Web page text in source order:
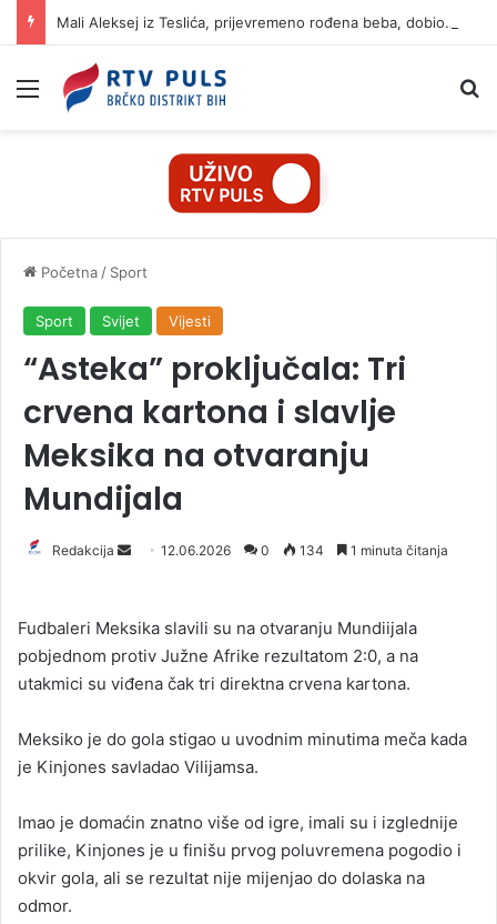
Mali Aleksej iz Teslića, prijevremeno rođena beba, dobio životnu bitku na UKC-u Srpske
Izbornik
Početna / Sport
Sport Svijet Vijesti
“Asteka” proključala: Tri
crvena kartona i slavlje
Meksika na otvaranju
Mundijala
Redakcija
d
a
n
m
a
l
12.06.2026 0 134 1 minuta čitanja
Fudbaleri Meksika slavili su na otvaranju Mundiijala
pobjednom protiv Južne Afrike rezultatom 2:0, a na
utakmici su viđena čak tri direktna crvena kartona.
Meksiko je do gola stigao u uvodnim minutima meča kada
je Kinjones savladao Vilijamsa.
Imao je domaćin znatno više od igre, imali su i izglednije
prilike, Kinjones je u finišu prvog poluvremena pogodio i
okvir gola, ali se rezultat nije mijenjao do dolaska na
odmor.